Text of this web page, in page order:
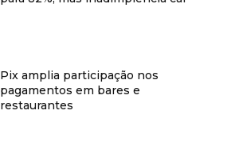
Pix amplia participação nos
pagamentos em bares e
restaurantes